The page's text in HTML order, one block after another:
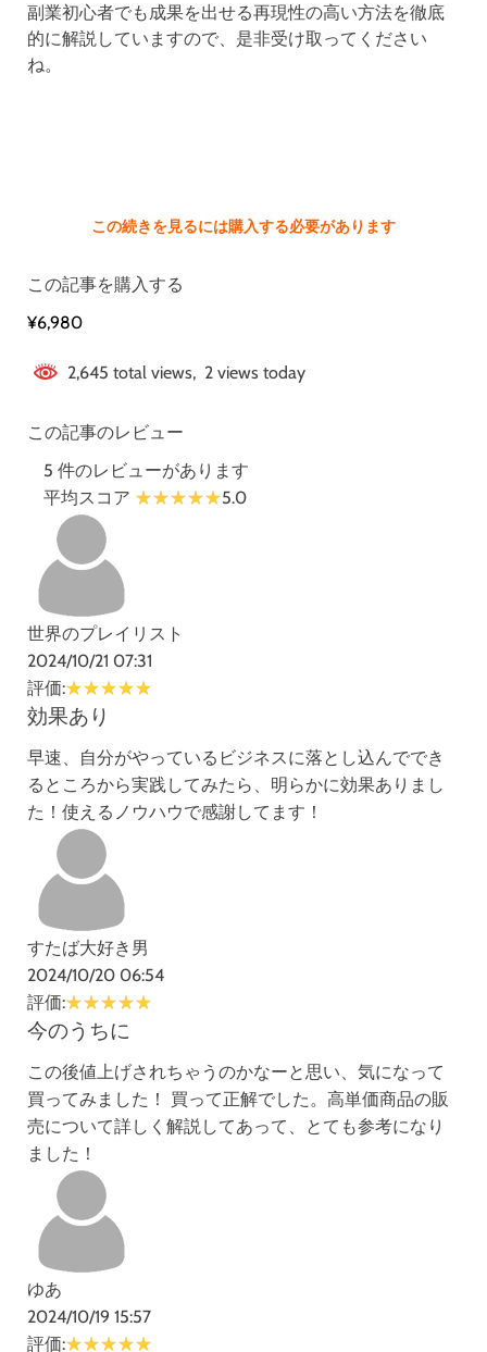
副業初心者でも成果を出せる再現性の高い方法を徹底
的に解説していますので、是非受け取ってください
ね。
この続きを見るには購入する必要があります
この記事を購入する
¥6,980
2,645 total views, 2 views today
この記事のレビュー
5 件のレビューがあります
平均スコア
5.0
世界のプレイリスト
2024/10/21 07:31
評価:
効果あり
早速、自分がやっているビジネスに落とし込んででき
るところから実践してみたら、明らかに効果ありまし
た！使えるノウハウで感謝してます！
すたば大好き男
2024/10/20 06:54
評価:
今のうちに
この後値上げされちゃうのかなーと思い、気になって
買ってみました！ 買って正解でした。高単価商品の販
売について詳しく解説してあって、とても参考になり
ました！
ゆあ
2024/10/19 15:57
評価: